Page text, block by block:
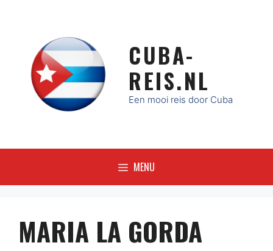
CUBA-
REIS.NL
Een mooi reis door Cuba
MENU
MARIA LA GORDA